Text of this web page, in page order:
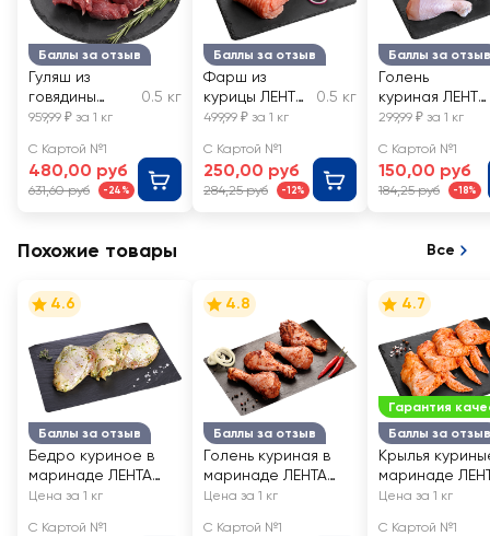
Баллы за отзыв
Гуляш из
говядины
бескостный
0.5 кг
959,99 ₽ за 1 кг
С Картой №1
480,00 руб
631,60 руб -24%
Баллы за отзыв
Фарш из
курицы ЛЕНТА
FRESH
0.5 кг
499,99 ₽ за 1 кг
С Картой №1
250,00 руб
284,25 руб -12%
Баллы за отзыв
Голень
куриная ЛЕНТА
FRESH,
299,99 ₽ за 1 кг
С Картой №1
150,00 руб
184,25 руб -18%
Похожие товары Все
Баллы за отзыв
4.6
Бедро куриное в
маринаде ЛЕНТА
FRESH
Цена за 1 кг
С Картой №1
Баллы за отзыв
4.8
Голень куриная в
маринаде ЛЕНТА
FRESH
Цена за 1 кг
С Картой №1
Гарантия
Баллы за отзыв
4.7
Крылья
маринаде
FRESH
Цена за 1 кг
С Картой №1